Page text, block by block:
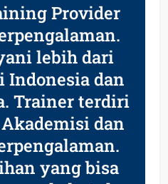
Provider
lebih dari
Indonesia dan
Trainer terdiri
dan
yang bisa